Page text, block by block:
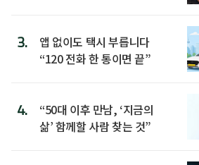
3.
앱 없이도 택시 부릅니다
“120 전화 한 통이면 끝”
4.
“50대 이후 만남, ‘지금의
삶’ 함께할 사람 찾는 것”